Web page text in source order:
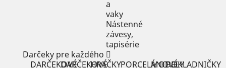
a
vaky
Nástenné
závesy,
tapisérie
Darčeky pre každého
DARČEKOVÉDARČEKOVÉ
HRAČKYPORCELÁNOVÉ
MODELY
POKLADNIČKY